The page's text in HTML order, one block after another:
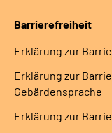
Barrierefreiheit
Erklärung zur
Erklärung zur
Gebärdensprache
Erklärung zur